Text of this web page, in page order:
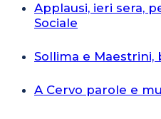
Applausi, ieri sera,
Sociale
Sollima e Maestrini,
A Cervo parole e